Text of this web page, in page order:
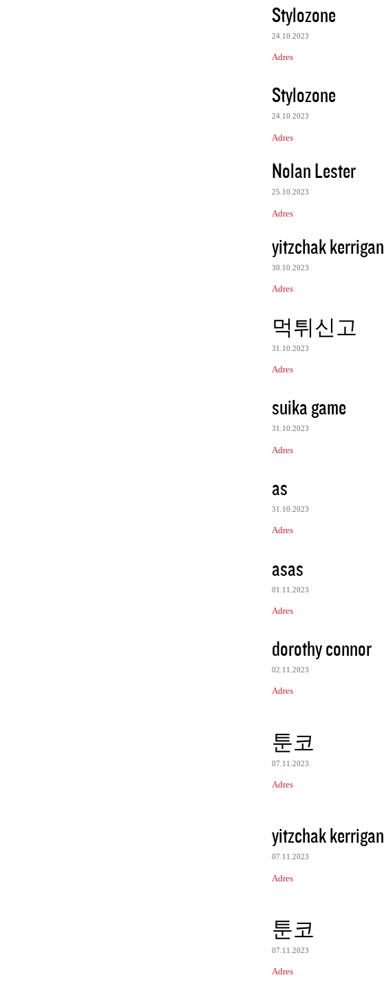
Stylozone
24.10.2023
Adres
Stylozone
24.10.2023
Adres
Nolan Lester
25.10.2023
Adres
yitzchak kerrigan
30.10.2023
Adres
먹튀신고
31.10.2023
Adres
suika game
31.10.2023
Adres
as
31.10.2023
Adres
asas
01.11.2023
Adres
dorothy connor
02.11.2023
Adres
툰코
07.11.2023
Adres
yitzchak kerrigan
07.11.2023
Adres
툰코
07.11.2023
Adres